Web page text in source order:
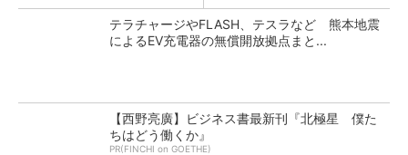
テラチャージやFLASH、テスラなど 熊本地震
によるEV充電器の無償開放拠点まと...
【西野亮廣】ビジネス書最新刊『北極星 僕た
ちはどう働くか』
PR(FINCHI on GOETHE)